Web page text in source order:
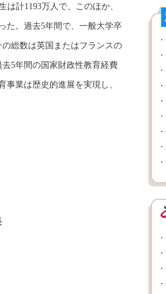
計1193万人で、このほか、
た。過去5年間で、一般大学卒
総数は英国またはフランスの
5年間の国家財政性教育経費
事業は歴史的進展を実現し、